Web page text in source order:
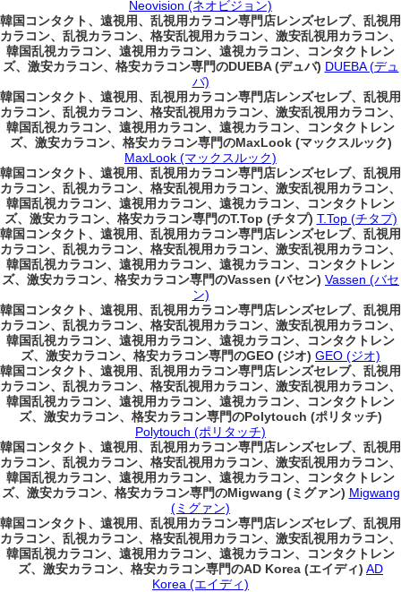
Neovision (ネオビジョン)
韓国コンタクト、遠視用、乱視用カラコン専門店レンズセレブ、乱視用
カラコン、乱視カラコン、格安乱視用カラコン、激安乱視用カラコン、
韓国乱視カラコン、遠視用カラコン、遠視カラコン、コンタクトレン
ズ、激安カラコン、格安カラコン専門のDUEBA (デュバ) DUEBA (デュ
バ)
韓国コンタクト、遠視用、乱視用カラコン専門店レンズセレブ、乱視用
カラコン、乱視カラコン、格安乱視用カラコン、激安乱視用カラコン、
韓国乱視カラコン、遠視用カラコン、遠視カラコン、コンタクトレン
ズ、激安カラコン、格安カラコン専門のMaxLook (マックスルック)
MaxLook (マックスルック)
韓国コンタクト、遠視用、乱視用カラコン専門店レンズセレブ、乱視用
カラコン、乱視カラコン、格安乱視用カラコン、激安乱視用カラコン、
韓国乱視カラコン、遠視用カラコン、遠視カラコン、コンタクトレン
ズ、激安カラコン、格安カラコン専門のT.Top (チタプ) T.Top (チタプ)
韓国コンタクト、遠視用、乱視用カラコン専門店レンズセレブ、乱視用
カラコン、乱視カラコン、格安乱視用カラコン、激安乱視用カラコン、
韓国乱視カラコン、遠視用カラコン、遠視カラコン、コンタクトレン
ズ、激安カラコン、格安カラコン専門のVassen (バセン) Vassen (バセ
ン)
韓国コンタクト、遠視用、乱視用カラコン専門店レンズセレブ、乱視用
カラコン、乱視カラコン、格安乱視用カラコン、激安乱視用カラコン、
韓国乱視カラコン、遠視用カラコン、遠視カラコン、コンタクトレン
ズ、激安カラコン、格安カラコン専門のGEO (ジオ) GEO (ジオ)
韓国コンタクト、遠視用、乱視用カラコン専門店レンズセレブ、乱視用
カラコン、乱視カラコン、格安乱視用カラコン、激安乱視用カラコン、
韓国乱視カラコン、遠視用カラコン、遠視カラコン、コンタクトレン
ズ、激安カラコン、格安カラコン専門のPolytouch (ポリタッチ)
Polytouch (ポリタッチ)
韓国コンタクト、遠視用、乱視用カラコン専門店レンズセレブ、乱視用
カラコン、乱視カラコン、格安乱視用カラコン、激安乱視用カラコン、
韓国乱視カラコン、遠視用カラコン、遠視カラコン、コンタクトレン
ズ、激安カラコン、格安カラコン専門のMigwang (ミグァン) Migwang
(ミグァン)
韓国コンタクト、遠視用、乱視用カラコン専門店レンズセレブ、乱視用
カラコン、乱視カラコン、格安乱視用カラコン、激安乱視用カラコン、
韓国乱視カラコン、遠視用カラコン、遠視カラコン、コンタクトレン
ズ、激安カラコン、格安カラコン専門のAD Korea (エイディ) AD
Korea (エイディ)